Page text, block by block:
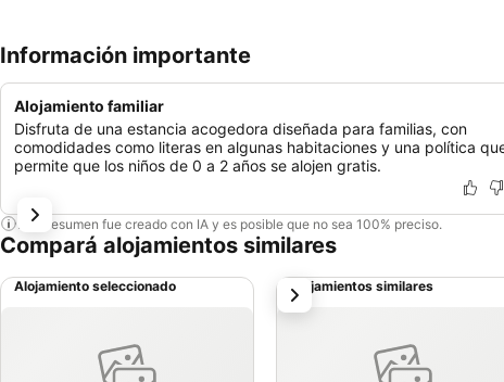
Información importante
Alojamiento familiar
Disfruta de una estancia acogedora diseñada para familias, con
comodidades como literas en algunas habitaciones y una política
permite que los niños de 0 a 2 años se alojen gratis.
Este resumen fue creado con IA y es posible que no sea 100% preciso.
Compará alojamientos similares
Alojamiento seleccionado Alojamientos similares
siguiente